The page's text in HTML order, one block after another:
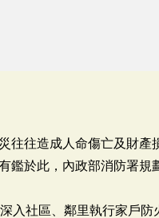
往往造成人命傷亡及財產
鑑於此，內政部消防署規
入社區、鄰里執行家戶防